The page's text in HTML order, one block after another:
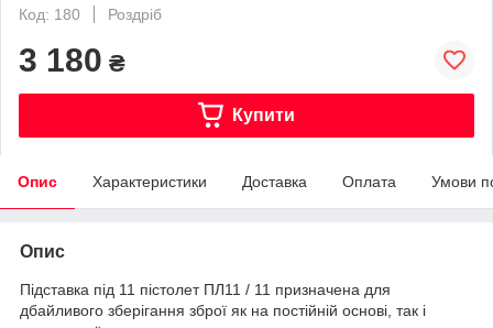
Код: 180
Роздріб
3 180 ₴
Купити
Опис Характеристики Доставка Оплата Умови
Опис
Підставка під 11 пістолет ПЛ11 / 11 призначена для
дбайливого зберігання зброї як на постійній основі, так і